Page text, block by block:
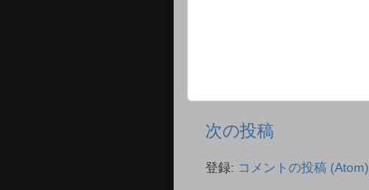
次の投稿
登録: コメントの投稿 (Atom)